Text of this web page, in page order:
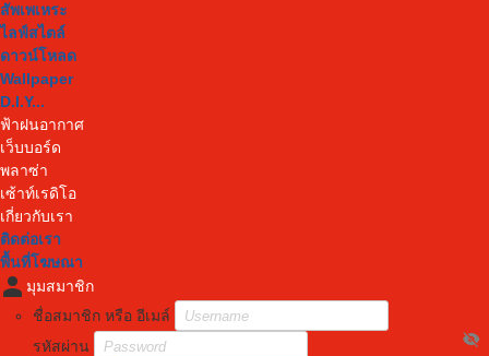
สัพเพเหระ
ไลฟ์สไตล์
ดาวน์โหลด
Wallpaper
D.I.Y...
ฟ้าฝนอากาศ
เว็บบอร์ด
พลาซ่า
เซ้าท์เรดิโอ
เกี่ยวกับเรา
ติดต่อเรา
พื้นที่โฆษณา
person มุมสมาชิก
ชื่อสมาชิก หรือ อีเมล์
รหัสผ่าน
visibility_off